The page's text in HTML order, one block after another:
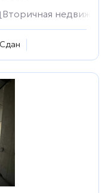
Вторичная
Сдан